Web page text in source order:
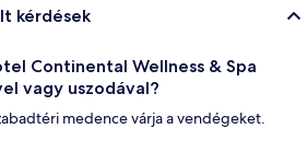
kérdések
Continental Wellness & Spa
vagy uszodával?
medence várja a vendégeket.